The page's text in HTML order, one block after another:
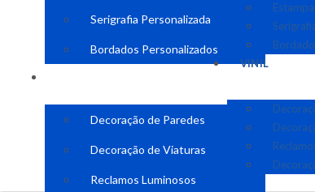
Serigrafia Personalizada
Bordados Personalizados
Decoração de Paredes
Decoração de Viaturas
Reclamos Luminosos
VINIL